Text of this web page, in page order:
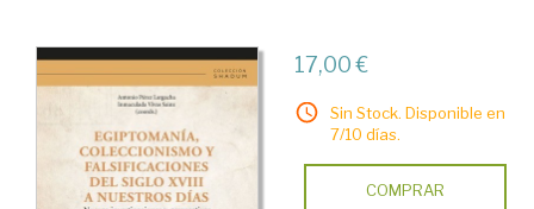
17,00 €
Sin Stock. Disponible en
7/10 días.
COMPRAR